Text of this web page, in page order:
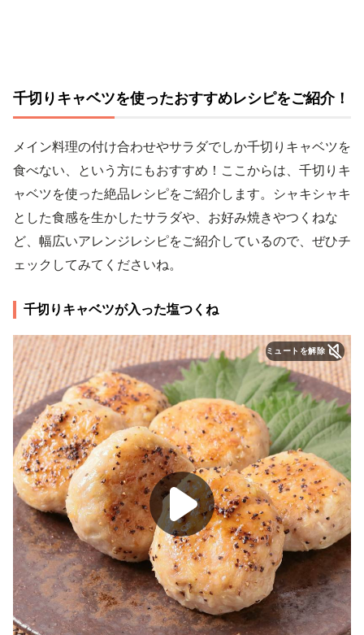
千切りキャベツを使ったおすすめレシピをご紹介！
メイン料理の付け合わせやサラダでしか千切りキャベツを
食べない、という方にもおすすめ！ここからは、千切りキ
ャベツを使った絶品レシピをご紹介します。シャキシャキ
とした食感を生かしたサラダや、お好み焼きやつくねな
ど、幅広いアレンジレシピをご紹介しているので、ぜひチ
ェックしてみてくださいね。
千切りキャベツが入った塩つくね
ミュートを解除